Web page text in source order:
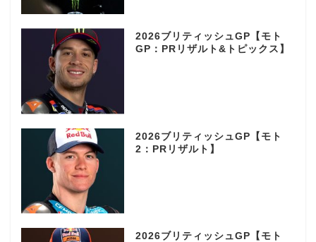
2026ブリティッシュGP【モト
GP：PRリザルト&トピックス】
2026ブリティッシュGP【モト
2：PRリザルト】
2026ブリティッシュGP【モト